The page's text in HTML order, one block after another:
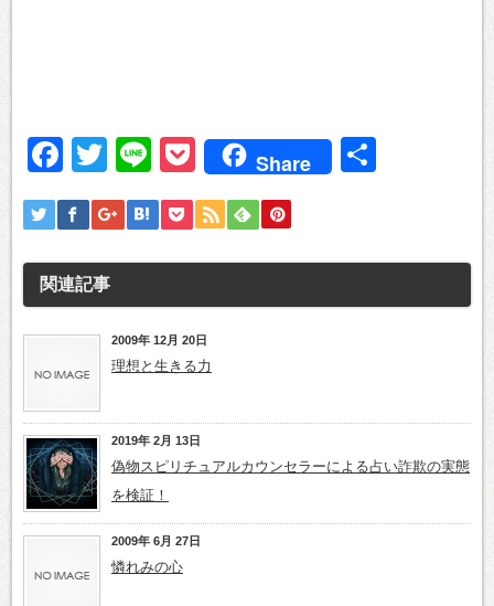
Facebook
Twitter
LinePocket
Share
関連記事
2009年 12月 20日
理想と生きる力
2019年 2月 13日
偽物スピリチュアルカウンセラーによる占い詐欺の実態
を検証！
2009年 6月 27日
憐れみの心